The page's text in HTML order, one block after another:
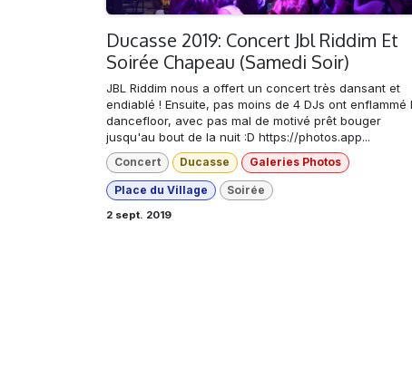
Ducasse 2019: Concert Jbl Riddim Et
Soirée Chapeau (Samedi Soir)
JBL Riddim nous a offert un concert très dansant et
endiablé ! Ensuite, pas moins de 4 DJs ont enflammé
dancefloor, avec pas mal de motivé prêt bouger
jusqu'au bout de la nuit :D https://photos.app...
Concert Ducasse Galeries Photos
Place du Village Soirée
2 sept. 2019